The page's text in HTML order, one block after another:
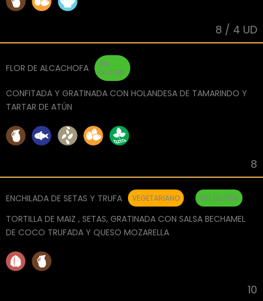
8 / 4 UD
FLOR DE ALCACHOFA
SIN
GLUTEN
CONFITADA Y GRATINADA CON HOLANDESA DE TAMARINDO Y
TARTAR DE ATÚN
8
ENCHILADA DE SETAS Y TRUFA VEGETARIANO SIN GLUTEN
TORTILLA DE MAIZ , SETAS, GRATINADA CON SALSA BECHAMEL
DE COCO TRUFADA Y QUESO MOZARELLA
10